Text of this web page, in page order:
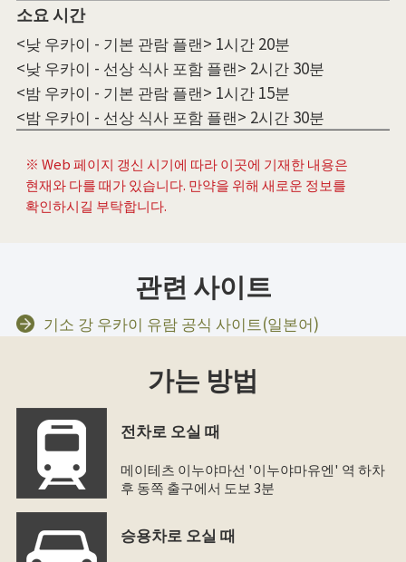
소요 시간
<낮 우카이 - 기본 관람 플랜> 1시간 20분
<낮 우카이 - 선상 식사 포함 플랜> 2시간 30분
<밤 우카이 - 기본 관람 플랜> 1시간 15분
<밤 우카이 - 선상 식사 포함 플랜> 2시간 30분
※ Web 페이지 갱신 시기에 따라 이곳에 기재한 내용은
현재와 다를 때가 있습니다. 만약을 위해 새로운 정보를
확인하시길 부탁합니다.
관련 사이트
기소 강 우카이 유람 공식 사이트(일본어)
가는 방법
전차로 오실 때
메이테츠 이누야마선 '이누야마유엔' 역 하차
후 동쪽 출구에서 도보 3분
승용차로 오실 때